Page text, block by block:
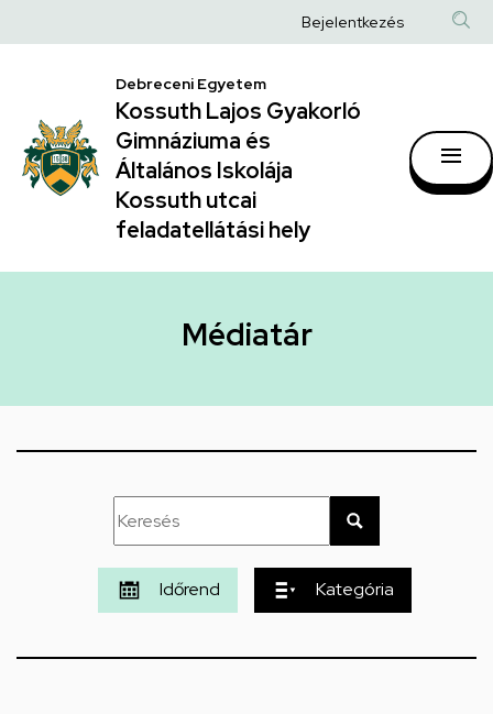
Kossuth
Gyakorló
Gimnáziuma
Általános
Iskolája
a
Anonim
fiók
Bejelentkezés
Debreceni Egyetem
Kossuth Lajos Gyakorló
Gimnáziuma és
Általános Iskolája
Kossuth utcai
feladatellátási hely
Médiatár
Időrend Kategória